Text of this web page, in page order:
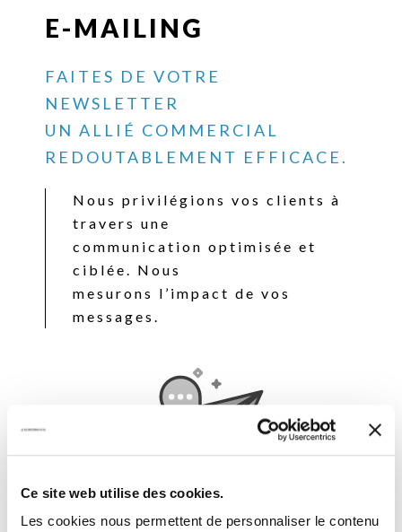
Ce site web utilise des cookies.
Les cookies nous permettent de personnaliser le contenu
E-MAILING
FAITES DE VOTRE
NEWSLETTER
UN ALLIÉ COMMERCIAL
REDOUTABLEMENT EFFICACE.
Nous privilégions vos clients à
travers une
communication optimisée et
ciblée. Nous
mesurons l’impact de vos
messages.